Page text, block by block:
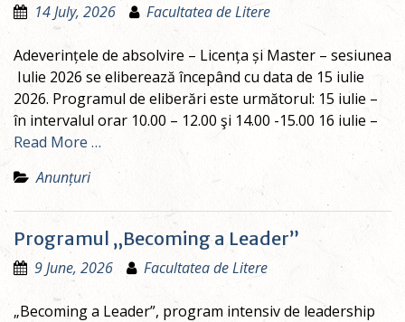
14 July, 2026 Facultatea de Litere
Adeverințele de absolvire – Licența și Master – sesiunea
Iulie 2026 se eliberează începând cu data de 15 iulie
2026. Programul de eliberări este următorul: 15 iulie –
în intervalul orar 10.00 – 12.00 şi 14.00 -15.00 16 iulie –
Read More …
Anunțuri
Programul „Becoming a Leader”
9 June, 2026 Facultatea de Litere
„Becoming a Leader”, program intensiv de leadership